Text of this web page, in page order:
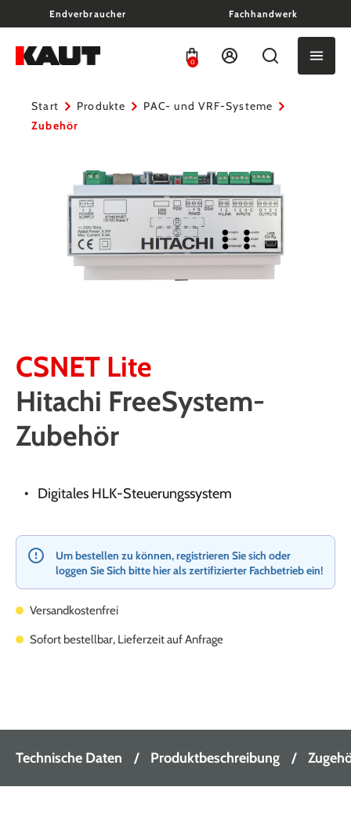
springenEndverbraucher Fachhandwerk
0
Start Produkte
PAC- und VRF-Systeme
Zubehör
CSNET Lite
Hitachi FreeSystem-
Zubehör
Digitales HLK-Steuerungssystem
Um bestellen zu können, registrieren Sie sich oder
loggen Sie Sich bitte hier als zertifizierter Fachbetrieb ein!
Versandkostenfrei
Sofort bestellbar, Lieferzeit auf Anfrage
Technische Daten Produktbeschreibung